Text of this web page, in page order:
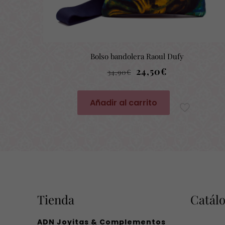
Bolso bandolera Raoul Dufy
34,90€ El
original
era:
24,50€
es:
Añadir al carrito
Tienda
ADN Joyitas & Complementos